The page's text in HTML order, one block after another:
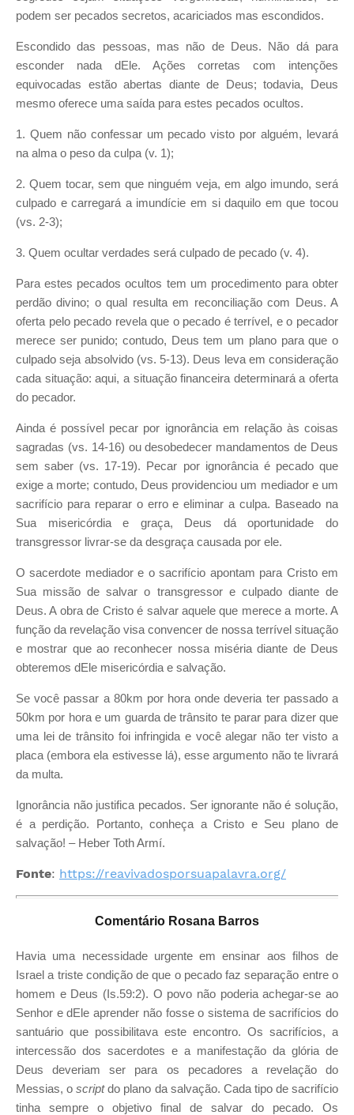
podem ser pecados secretos, acariciados mas escondidos.
Escondido das pessoas, mas não de Deus. Não dá para
esconder nada dEle. Ações corretas com intenções
equivocadas estão abertas diante de Deus; todavia, Deus
mesmo oferece uma saída para estes pecados ocultos.
1. Quem não confessar um pecado visto por alguém, levará
na alma o peso da culpa (v. 1);
2. Quem tocar, sem que ninguém veja, em algo imundo, será
culpado e carregará a imundície em si daquilo em que tocou
(vs. 2-3);
3. Quem ocultar verdades será culpado de pecado (v. 4).
Para estes pecados ocultos tem um procedimento para obter
perdão divino; o qual resulta em reconciliação com Deus. A
oferta pelo pecado revela que o pecado é terrível, e o pecador
merece ser punido; contudo, Deus tem um plano para que o
culpado seja absolvido (vs. 5-13). Deus leva em consideração
cada situação: aqui, a situação financeira determinará a oferta
do pecador.
Ainda é possível pecar por ignorância em relação às coisas
sagradas (vs. 14-16) ou desobedecer mandamentos de Deus
sem saber (vs. 17-19). Pecar por ignorância é pecado que
exige a morte; contudo, Deus providenciou um mediador e um
sacrifício para reparar o erro e eliminar a culpa. Baseado na
Sua misericórdia e graça, Deus dá oportunidade do
transgressor livrar-se da desgraça causada por ele.
O sacerdote mediador e o sacrifício apontam para Cristo em
Sua missão de salvar o transgressor e culpado diante de
Deus. A obra de Cristo é salvar aquele que merece a morte. A
função da revelação visa convencer de nossa terrível situação
e mostrar que ao reconhecer nossa miséria diante de Deus
obteremos dEle misericórdia e salvação.
Se você passar a 80km por hora onde deveria ter passado a
50km por hora e um guarda de trânsito te parar para dizer que
uma lei de trânsito foi infringida e você alegar não ter visto a
placa (embora ela estivesse lá), esse argumento não te livrará
da multa.
Ignorância não justifica pecados. Ser ignorante não é solução,
é a perdição. Portanto, conheça a Cristo e Seu plano de
salvação! – Heber Toth Armí.
Fonte: https://reavivadosporsuapalavra.org/
Comentário Rosana Barros
Havia uma necessidade urgente em ensinar aos filhos de
Israel a triste condição de que o pecado faz separação entre o
homem e Deus (Is.59:2). O povo não poderia achegar-se ao
Senhor e dEle aprender não fosse o sistema de sacrifícios do
santuário que possibilitava este encontro. Os sacrifícios, a
intercessão dos sacerdotes e a manifestação da glória de
Deus deveriam ser para os pecadores a revelação do
Messias, oscriptdo plano da salvação. Cada tipo de sacrifício
tinha sempre o objetivo final de salvar do pecado. Os